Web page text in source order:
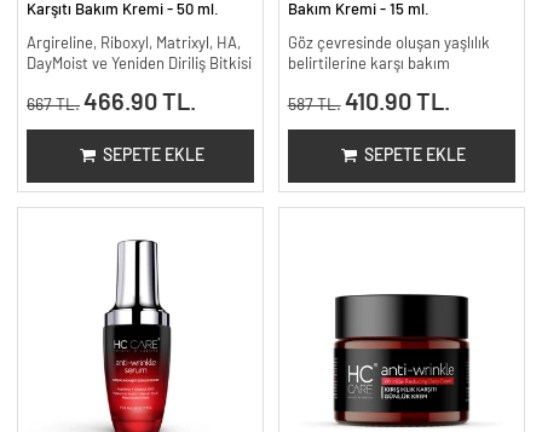
Karşıtı Bakım Kremi - 50 ml.
Argireline, Riboxyl, Matrixyl, HA,
DayMoist ve Yeniden Diriliş Bitkisi
667 TL. 466.90 TL.
SEPETE EKLE
Bakım Kremi - 15 ml.
Göz çevresinde oluşan yaşlılık
belirtilerine karşı bakım
587 TL. 410.90 TL.
SEPETE EKLE